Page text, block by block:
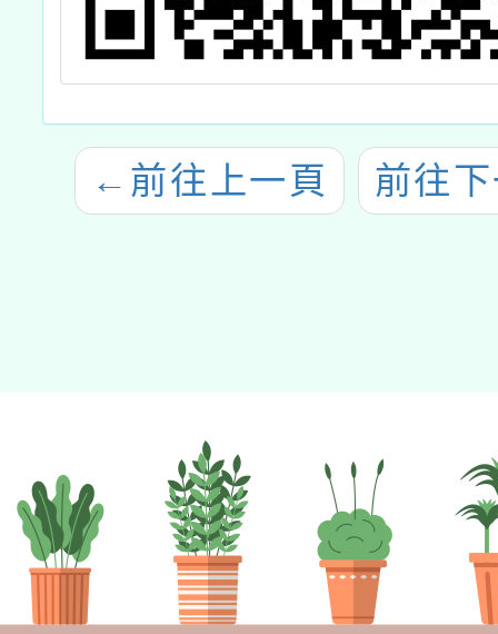
← 前往上一頁 前往